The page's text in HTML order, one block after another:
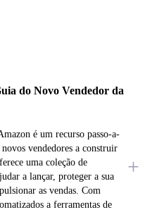
do Novo Vendedor da
é um recurso passo-a-
vendedores a construir
uma coleção de
a lançar, proteger a sua
as vendas. Com
a ferramentas de